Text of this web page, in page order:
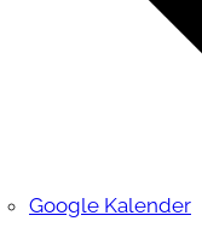
Google Kalender